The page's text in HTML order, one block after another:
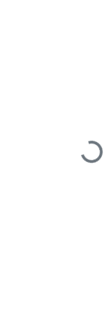
Loading...